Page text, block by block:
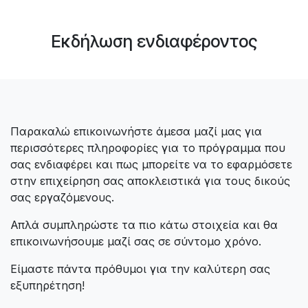
Εκδήλωση ενδιαφέροντος
Παρακαλώ επικοινωνήστε άμεσα μαζί μας για
περισσότερες πληροφορίες για το πρόγραμμα που
σας ενδιαφέρει και πως μπορείτε να το εφαρμόσετε
στην επιχείρηση σας αποκλειστικά για τους δικούς
σας εργαζόμενους.
Απλά συμπληρώστε τα πιο κάτω στοιχεία και θα
επικοινωνήσουμε μαζί σας σε σύντομο χρόνο.
Είμαστε πάντα πρόθυμοι για την καλύτερη σας
εξυπηρέτηση!